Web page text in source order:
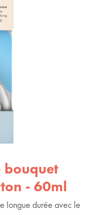
bouquet
- 60ml
longue durée avec le